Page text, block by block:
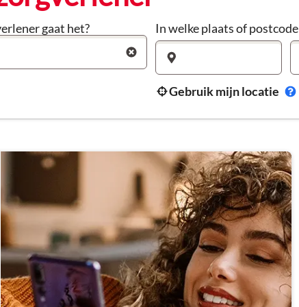
gaat het?
In welke plaats of postcode
Gebruik mijn locatie